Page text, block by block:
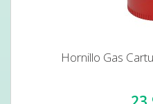
Hornillo Gas